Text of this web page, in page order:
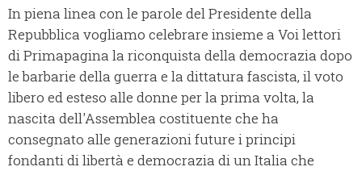
In piena linea con le parole del Presidente della
Repubblica vogliamo celebrare insieme a Voi lettori
di Primapagina la riconquista della democrazia dopo
le barbarie della guerra e la dittatura fascista, il voto
libero ed esteso alle donne per la prima volta, la
nascita dell'Assemblea costituente che ha
consegnato alle generazioni future i principi
fondanti di libertà e democrazia di un Italia che